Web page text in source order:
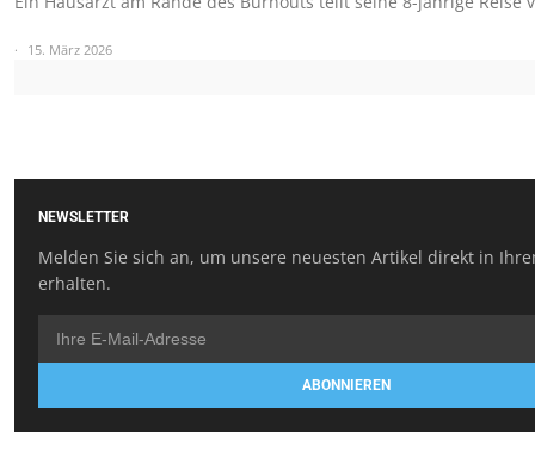
15. März 2026
NEWSLETTER
Melden Sie sich an, um unsere neuesten Artikel direkt in
erhalten.
ABONNIEREN